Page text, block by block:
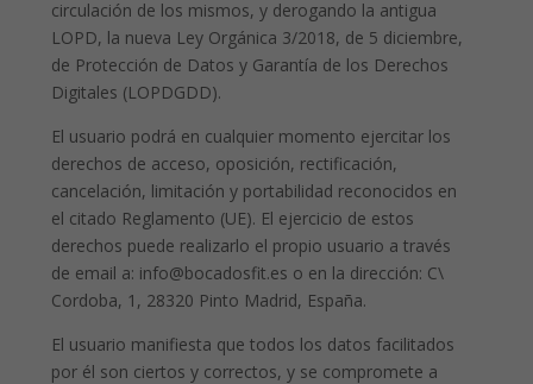
circulación de los mismos, y derogando la antigua
LOPD, la nueva Ley Orgánica 3/2018, de 5 diciembre,
de Protección de Datos y Garantía de los Derechos
Digitales (LOPDGDD).
El usuario podrá en cualquier momento ejercitar los
derechos de acceso, oposición, rectificación,
cancelación, limitación y portabilidad reconocidos en
el citado Reglamento (UE). El ejercicio de estos
derechos puede realizarlo el propio usuario a través
de email a: info@bocadosfit.es o en la dirección: C\
Cordoba, 1, 28320 Pinto Madrid, España.
El usuario manifiesta que todos los datos facilitados
por él son ciertos y correctos, y se compromete a